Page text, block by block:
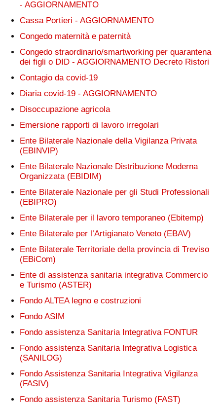
- AGGIORNAMENTO
Cassa Portieri - AGGIORNAMENTO
Congedo maternità e paternità
Congedo straordinario/smartworking per quarantena
dei figli o DID - AGGIORNAMENTO Decreto Ristori
Contagio da covid-19
Diaria covid-19 - AGGIORNAMENTO
Disoccupazione agricola
Emersione rapporti di lavoro irregolari
Ente Bilaterale Nazionale della Vigilanza Privata
(EBINVIP)
Ente Bilaterale Nazionale Distribuzione Moderna
Organizzata (EBIDIM)
Ente Bilaterale Nazionale per gli Studi Professionali
(EBIPRO)
Ente Bilaterale per il lavoro temporaneo (Ebitemp)
Ente Bilaterale per l’Artigianato Veneto (EBAV)
Ente Bilaterale Territoriale della provincia di Treviso
(EBiCom)
Ente di assistenza sanitaria integrativa Commercio
e Turismo (ASTER)
Fondo ALTEA legno e costruzioni
Fondo ASIM
Fondo assistenza Sanitaria Integrativa FONTUR
Fondo assistenza Sanitaria Integrativa Logistica
(SANILOG)
Fondo Assistenza Sanitaria Integrativa Vigilanza
(FASIV)
Fondo assistenza Sanitaria Turismo (FAST)